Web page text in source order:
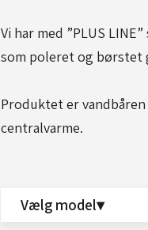
Vi har med ”PLUS
som poleret og børstet
Produktet er
centralvarme.​
Vælg model▾